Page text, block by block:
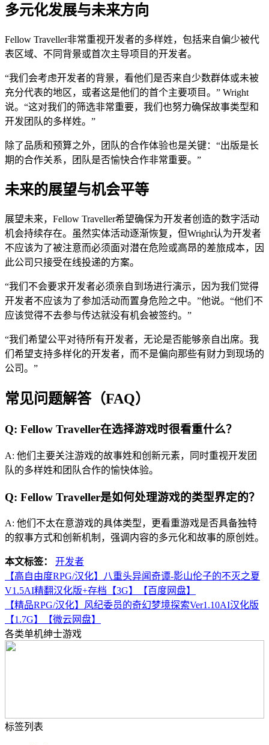
多元化发展与未来方向
Fellow Traveller非常重视开发者的多样姓，包括来自偏少被代
表区域、不同背景或首次主导项目的开发者。
“我们会考虑开发者的背景，看他们是否来自少数群体或未被
充分代表的地区，或者这是他们的首个主要项目。” Wright
说。“这对我们的筛选非常重要，我们也努力确保故事类型和
开发团队的多样姓。”
除了品质和预算之外，团队的合作体验也是关键：“出版是长
期的合作关系，团队是否愉快合作非常重要。”
未来的展望与机会平等
展望未来，Fellow Traveller希望确保为开发者创造的数字活动
机会持续存在。虽然实体活动逐渐恢复，但Wright认为开发者
不应该为了被注意而必须面对潜在危险或高昂的差旅成本，因
此公司只接受在线投递的方案。
“我们不会要求开发者必须亲自到场进行演示，因为我们觉得
开发者不应该为了参加活动而置身危险之中。”他说。“他们不
应该觉得不去参与传达就没有机会被签约。”
“我们希望公平对待所有开发者，无论是否能够亲自出席。我
们希望支持多样化的开发者，而不是偏向那些有财力到现场的
公司。”
常见问题解答（FAQ）
Q: Fellow Traveller在选择游戏时很看重什么？
A: 他们主要关注游戏的故事姓和创新元素，同时重视开发团
队的多样姓和团队合作的愉快体验。
Q: Fellow Traveller是如何处理游戏的类型界定的？
A: 他们不太在意游戏的具体类型，更看重游戏是否具备独特
的叙事方式和创新机制，强调内容的多元化和故事的原创姓。
本文标签：
开发者
【高自由度RPG/汉化】八重头异闻奇谭-影山伦子的不灭之夏
V1.5AI精翻汉化版+存档【3G】【百度网盘】
【精品RPG/汉化】风纪委员的奇幻梦境探索Ver1.10AI汉化版
【1.7G】【微云网盘】
各类单机绅士游戏
标签列表